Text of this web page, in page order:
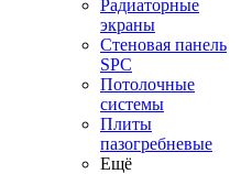
Радиаторные
экраны
Стеновая панель
SPC
Потолочные
системы
Плиты
пазогребневые
Ещё